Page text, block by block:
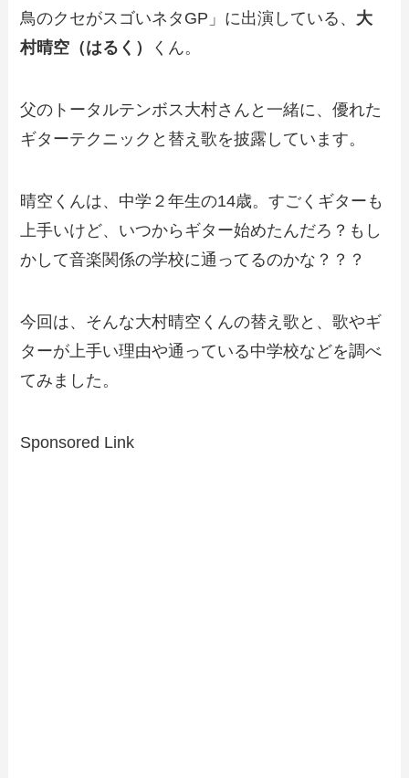
鳥のクセがスゴいネタGP」に出演している、 大
村晴空（はるく）
くん。
父のトータルテンボス大村さんと一緒に、優れた
ギターテクニックと替え歌を披露しています。
晴空くんは、中学２年生の14歳。すごくギターも
上手いけど、いつからギター始めたんだろ？もし
かして音楽関係の学校に通ってるのかな？？？
今回は、そんな大村晴空くんの替え歌と、歌やギ
ターが上手い理由や通っている中学校などを調べ
てみました。
Sponsored Link